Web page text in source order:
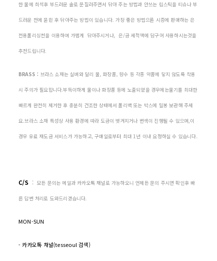
한 물에 희석후 부드러운 솔로 문질러주면서 닦아 주는 방법과 안쓰는 립스틱을 티슈나 부
드러운 천에 묻힌 후 닦아주는 방법이 있습니다. 가장 좋은 방법으론 시증에 판매하는 은
전용폴리싱천을 이용하여 가볍게 닦아주시거나, 은/금 세척액에 담구어 사용하시는것을
추천드립니다.
BRASS : 브라스 소재는 실버와 달리 물, 화장품, 향수 등 각종 약품에 닿지 않도록 착용
시 주의가 필요합니다.부득이하게 물이나 화장품 등에 노출되었을 경우에는물기를 최대한
빠르게 완전히 제거한 후 충분히 건조한 상태에서 폴리백 또는 박스에 밀봉 보관해 주세
요.브라스 소재 특성상 사용 환경에 따라 도금이 벗겨지거나 변색이 진행될 수 있으며,이
경우 유료 재도금 서비스가 가능하고, 구매일로부터 최대 1년 이내 요청하실 수 있습니다.
C/S : 모든 문의는 메일과 카카오톡 채널로 가능하오니 언제든 문의 주시면 확인후 빠
른 답변 처리로 도와드리겠습니다.
MON-SUN
- 카카오톡 채널(tesseoul 검색)